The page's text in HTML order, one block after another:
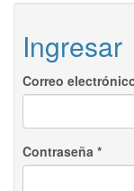
Ingresar
Correo
Contraseña *